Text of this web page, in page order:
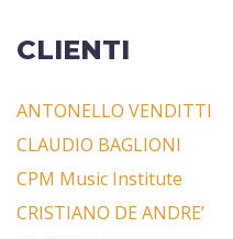
CLIENTI
ANTONELLO VENDITTI
CLAUDIO BAGLIONI
CPM Music Institute
CRISTIANO DE ANDRE’